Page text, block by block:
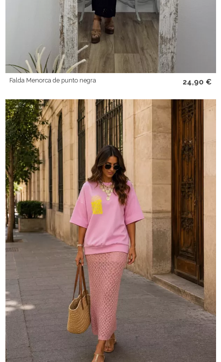
Falda Menorca de punto negra 24,90 €